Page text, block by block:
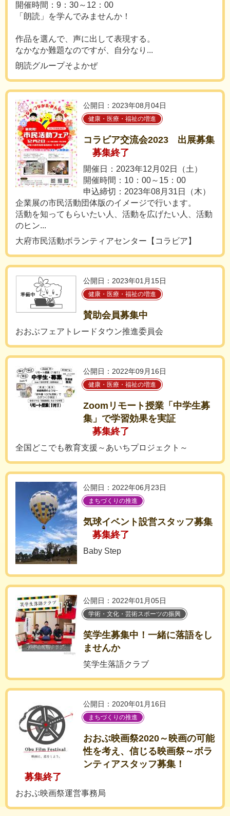
開催時間：9：30～12：00
「朗読」を学んでみませんか！
作品を選んで、声に出して表現する。
なかなか難題なのですが、自分なり...
朗読グループそよかぜ
公開日：2023年08月04日
健康・医療・福祉の増進
コラビア交流会2023 出展募集
募集終了
開催日：2023年12月02日（土）
開催時間：10：00～15：00
申込締切：2023年08月31日（木）
企業展の市民活動団体版のイメージで行います。
活動を知ってもらいたい人、活動を広げたい人、活動
のヒン...
大府市民活動ボランティアセンター【コラビア】
公開日：2023年01月15日
健康・医療・福祉の増進
賛助会員募集中
おおぶフェアトレードタウン推進委員会
公開日：2022年09月16日
健康・医療・福祉の増進
Zoomリモート授業「中学生募
集」で学習効果を実証
募集終了
全国どこでも教育支援～あいちプロジェクト～
公開日：2022年06月23日
まちづくりの推進
気球イベント設営スタッフ募集
募集終了
Baby Step
公開日：2022年01月05日
学術・文化・芸術スポーツの振興
笑学生募集中！一緒に落語をし
ませんか
笑学生落語クラブ
公開日：2020年01月16日
まちづくりの推進
おおぶ映画祭2020～映画の可能
性を考え、信じる映画祭～ボラ
ンティアスタッフ募集！
募集終了
おおぶ映画祭運営事務局